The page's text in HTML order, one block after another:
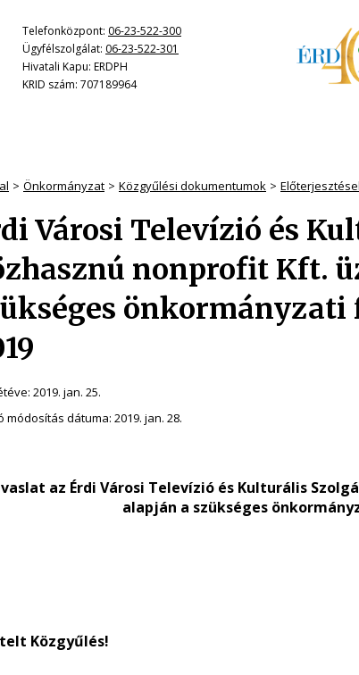
Telefonközpont: 06-23-522-300
Ügyfélszolgálat: 06-23-522-301
Hivatali Kapu: ERDPH
KRID szám: 707189964
Önkormányzat Közgyűlési dokumentumok
Városi Televízió és
nonprofit Kft.
2019. jan. 25.
módosítás dátuma: 2019. jan. 28.
az Érdi Városi Televízió és Kulturális
alapján a szükséges
Közgyűlés!